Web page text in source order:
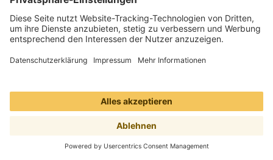
Folge uns
Zahlungsarten